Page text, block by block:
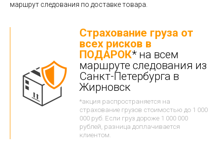
маршрут следования по доставке товара.
Страхование груза от
всех рисков в
ПОДАРОК* на всем
маршруте следования из
Санкт-Петербурга в
Жирновск
*акция распространяется на
страхование грузов стоимостью до 1 000
000 руб. Если груз дороже 1 000 000
рублей, разница доплачивается
клиентом.